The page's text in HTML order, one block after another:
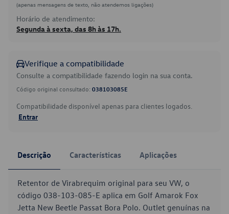
(apenas mensagens de texto, não atendemos ligações)
Horário de atendimento:
Segunda à sexta, das 8h às 17h.
Verifique a compatibilidade
Consulte a compatibilidade fazendo login na sua conta.
Código original consultado: 038103085E
Compatibilidade disponível apenas para clientes logados.
Entrar
Descrição Características Aplicações
Retentor de Virabrequim original para seu VW, o
código 038-103-085-E aplica em Golf Amarok Fox
Jetta New Beetle Passat Bora Polo. Outlet genuínas na